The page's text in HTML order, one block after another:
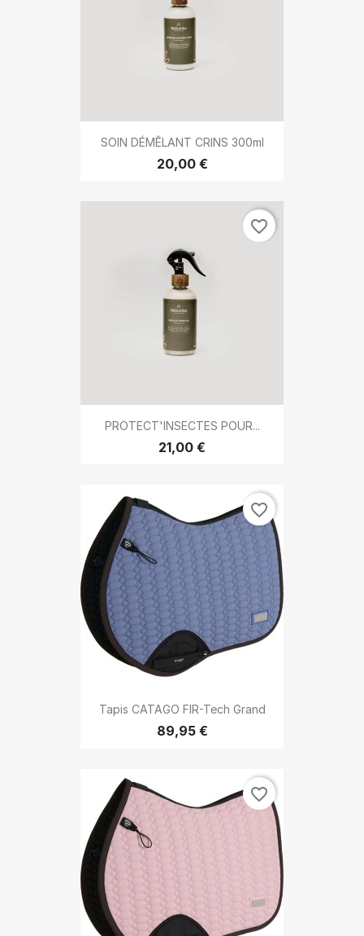
SOIN DÉMÊLANT CRINS 300ml
20,00 €
PROTECT'INSECTES POUR...
21,00 €
favorite_border
Tapis CATAGO FIR-Tech Grand
89,95 €
favorite_border
favorite_border